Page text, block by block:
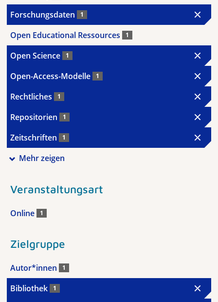
Forschungsdaten 1
Open Educational Ressources 1
Open Science 1
Open-Access-Modelle 1
Rechtliches 1
Repositorien 1
Zeitschriften 1
Mehr zeigen
Veranstaltungsart
Online 1
Zielgruppe
Autor*innen 1
Bibliothek 1